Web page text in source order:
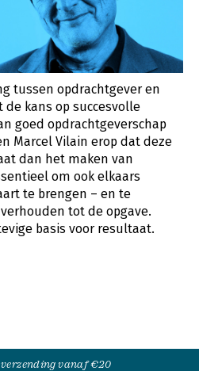
tussen opdrachtgever en
kans op succesvolle
goed opdrachtgeverschap
Marcel Vilain erop dat deze
dan het maken van
om ook elkaars
te brengen – en te
tot de opgave.
basis voor resultaat.
vanaf €20